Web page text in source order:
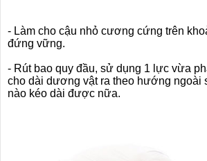
- Làm cho cậu nhỏ cương cứng trên
đứng vững.
- Rút bao quy đầu, sử dụng 1 lực vừa
cho dài dương vật ra theo hướng ngoài
nào kéo dài được nữa.